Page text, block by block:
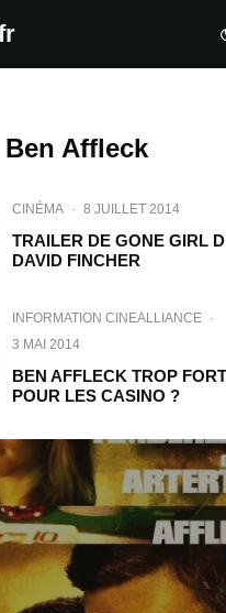
Ben Affleck
CINÉMA · 8 JUILLET 2014
TRAILER DE GONE GIRL
DAVID FINCHER
INFORMATION CINEALLIANCE ·
3 MAI 2014
BEN AFFLECK TROP FORT
POUR LES CASINO ?